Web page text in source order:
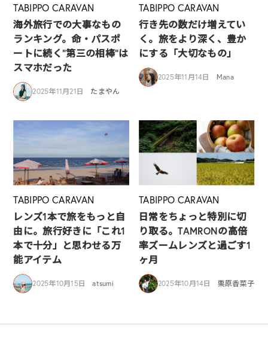
TABIPPO CARAVAN
海外旅行での大事なもの
ランキング。命・パスポ
ートに続く“第三の相棒”は
スマホだった
2025年11月21日 たまやん
TABIPPO CARAVAN
行き先の数だけ増えてい
く。旅をより深く、豊か
にする「大切なもの」
2025年11月14日 Mana
TABIPPO CARAVAN
レンズ1本で旅をもっと自
由に。旅行好きに「これ1
本で十分」と思わせる万
能アイテム
2025年10月15日 atsumi
TABIPPO CARAVAN
日常をちょっと特別に切
り取る。TAMRONの高倍
率ズームレンズと過ごす1
ヶ月
2025年10月14日 栗原香菜子